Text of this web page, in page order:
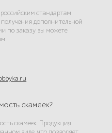
стандартам
дополнительной
по заказу вы можете
скамеек?
скамеек. Продукция